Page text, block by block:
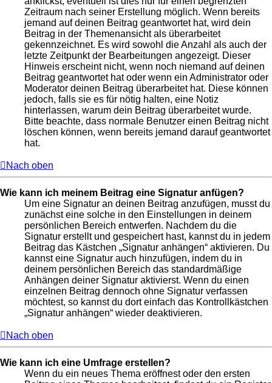
Zeitraum nach seiner Erstellung möglich. Wenn bereits
jemand auf deinen Beitrag geantwortet hat, wird dein
Beitrag in der Themenansicht als überarbeitet
gekennzeichnet. Es wird sowohl die Anzahl als auch der
letzte Zeitpunkt der Bearbeitungen angezeigt. Dieser
Hinweis erscheint nicht, wenn noch niemand auf deinen
Beitrag geantwortet hat oder wenn ein Administrator oder
Moderator deinen Beitrag überarbeitet hat. Diese können
jedoch, falls sie es für nötig halten, eine Notiz
hinterlassen, warum dein Beitrag überarbeitet wurde.
Bitte beachte, dass normale Benutzer einen Beitrag nicht
löschen können, wenn bereits jemand darauf geantwortet
hat.
Nach oben
Wie kann ich meinem Beitrag eine Signatur anfügen?
Um eine Signatur an deinen Beitrag anzufügen, musst du
zunächst eine solche in den Einstellungen in deinem
persönlichen Bereich entwerfen. Nachdem du die
Signatur erstellt und gespeichert hast, kannst du in jedem
Beitrag das Kästchen „Signatur anhängen“ aktivieren. Du
kannst eine Signatur auch hinzufügen, indem du in
deinem persönlichen Bereich das standardmäßige
Anhängen deiner Signatur aktivierst. Wenn du einen
einzelnen Beitrag dennoch ohne Signatur verfassen
möchtest, so kannst du dort einfach das Kontrollkästchen
„Signatur anhängen“ wieder deaktivieren.
Nach oben
Wie kann ich eine Umfrage erstellen?
Wenn du ein neues Thema eröffnest oder den ersten